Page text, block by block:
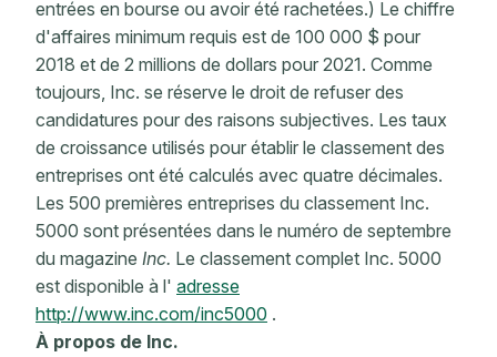
entrées en bourse ou avoir été rachetées.) Le chiffre
d'affaires minimum requis est de 100 000 $ pour
2018 et de 2 millions de dollars pour 2021. Comme
toujours, Inc. se réserve le droit de refuser des
candidatures pour des raisons subjectives. Les taux
de croissance utilisés pour établir le classement des
entreprises ont été calculés avec quatre décimales.
Les 500 premières entreprises du classement Inc.
5000 sont présentées dans le numéro de septembre
du magazine Inc. Le classement complet Inc. 5000
est disponible à l' adresse
http://www.inc.com/inc5000 .
À propos de Inc.